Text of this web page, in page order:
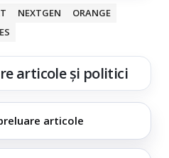
NEXTGEN
ORANGE
articole și politici
articole